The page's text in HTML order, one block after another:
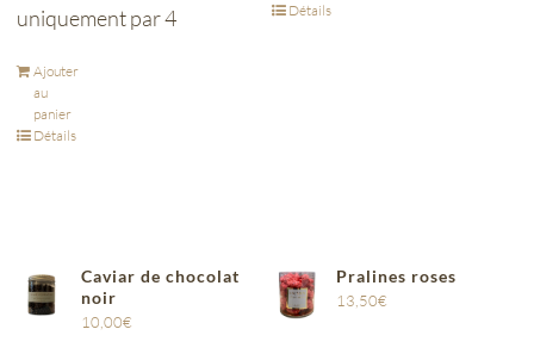
uniquement par 4
Ajouter
au
panier
Détails
Détails
Caviar de chocolat
noir
10,00€
Pralines roses
13,50€